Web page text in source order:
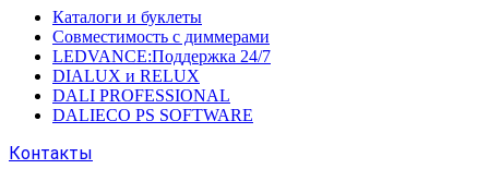
Каталоги и буклеты
Совместимость с диммерами
LEDVANCE:Поддержка 24/7
DIALUX и RELUX
DALI PROFESSIONAL
DALIECO PS SOFTWARE
Контакты